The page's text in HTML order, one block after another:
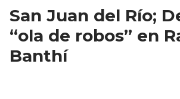
San Juan del Río;
“ola de robos” en
Banthí